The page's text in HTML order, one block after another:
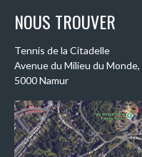
ARTICLES
NOUS TROUVER
Tennis de la Citadelle
Avenue du Milieu du Monde,
5000 Namur